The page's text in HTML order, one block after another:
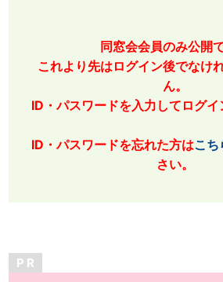
同窓会会員のみ公開で
これより先はログイン後でなけ
ん。
ID・パスワードを入力してログイ
ID・パスワードを忘れた方はこち
さい。
P R